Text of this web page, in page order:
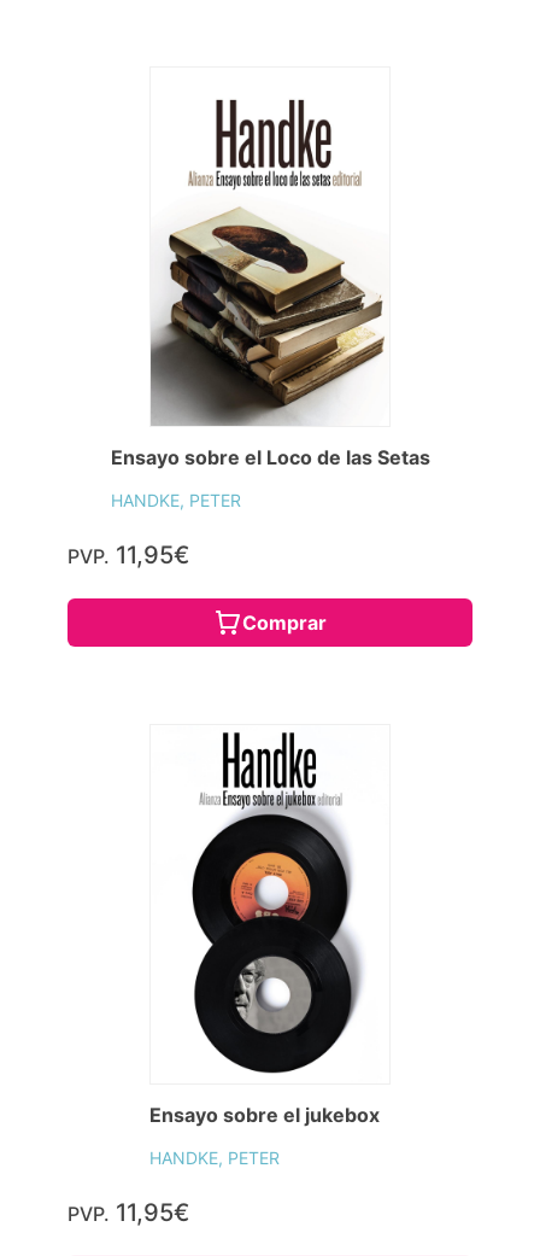
Ensayo sobre el Loco de las Setas
HANDKE, PETER
PVP. 11,95€
Comprar
Ensayo sobre el jukebox
HANDKE, PETER
PVP. 11,95€